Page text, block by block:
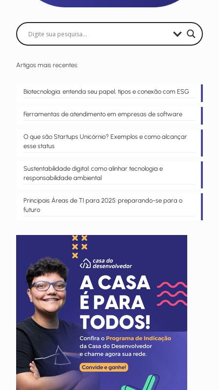
Artigos mais recentes:
Biotecnologia: entenda seu papel, tipos e conexão com ESG
Ferramentas de atendimento em empresas de software
O que são Startups Unicórnio? Exemplos e como alcançar
esse status
Sustentabilidade digital: como alinhar tecnologia e
responsabilidade ambiental
Principais Áreas de TI para 2025: preparando-se para o
futuro